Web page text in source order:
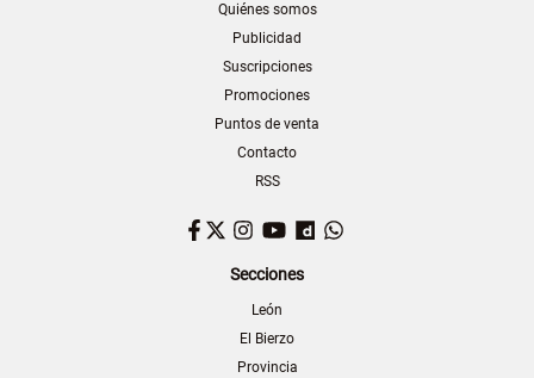
Quiénes somos
Publicidad
Suscripciones
Promociones
Puntos de venta
Contacto
RSS
Facebook
TwitterInstagram
YouTubeDailymotion
Secciones
León
El Bierzo
Provincia